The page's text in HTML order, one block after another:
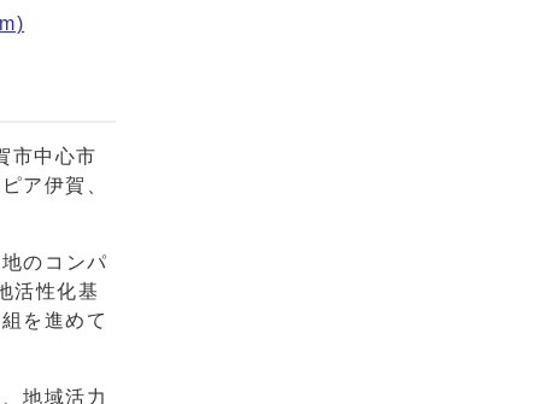
市中心市
ア伊賀、
のコンパ
活性化基
を進めて
地域活力